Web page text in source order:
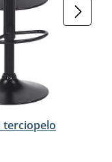
terciopelo